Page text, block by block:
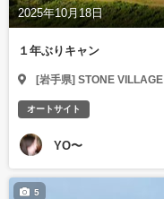
2025年10月18日
１年ぶりキャン
[岩手県] STONE VILLAGE
オートサイト
YO〜
5